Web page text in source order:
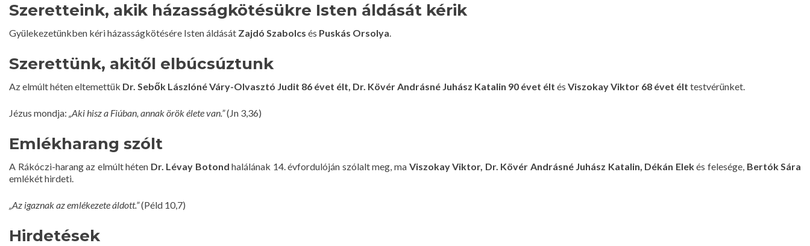
Szeretteink, akik házasságkötésükre Isten áldását kérik
Gyülekezetünkben kéri házasságkötésére Isten áldását Zajdó Szabolcs és Puskás Orsolya.
Szerettünk, akitől elbúcsúztunk
Az elmúlt héten eltemettük Dr. Sebők Lászlóné Váry-Olvasztó Judit 86 évet élt, Dr. Kövér Andrásné Juhász Katalin 90 évet élt és Viszokay Viktor 68 évet élt testvérünket.
Jézus mondja: „Aki hisz a Fiúban, annak örök élete van.”(Jn 3,36)
Emlékharang szólt
A Rákóczi-harang az elmúlt héten Dr. Lévay Botond halálának 14. évfordulóján szólalt meg, ma Viszokay Viktor, Dr. Kövér Andrásné Juhász Katalin, Dékán Elekés felesége, Bertók Sára
emlékét hirdeti.
„Az igaznak az emlékezete áldott.”(Péld 10,7)
Hirdetések